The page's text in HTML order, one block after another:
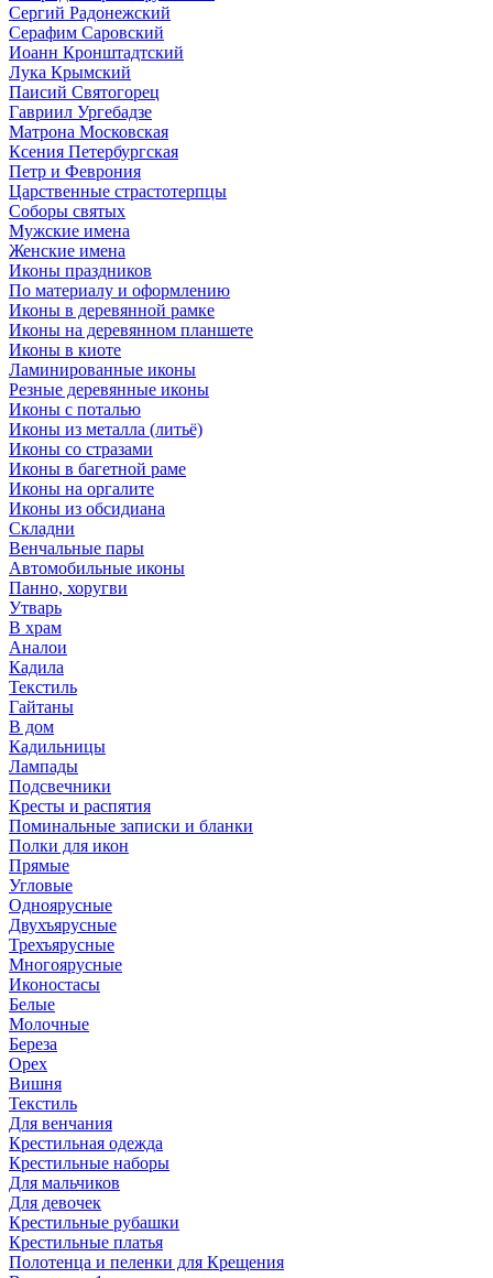
Сергий Радонежский
Серафим Саровский
Иоанн Кронштадтский
Лука Крымский
Паисий Святогорец
Гавриил Ургебадзе
Матрона Московская
Ксения Петербургская
Петр и Феврония
Царственные страстотерпцы
Соборы святых
Мужские имена
Женские имена
Иконы праздников
По материалу и оформлению
Иконы в деревянной рамке
Иконы на деревянном планшете
Иконы в киоте
Ламинированные иконы
Резные деревянные иконы
Иконы с поталью
Иконы из металла (литьё)
Иконы со стразами
Иконы в багетной раме
Иконы на оргалите
Иконы из обсидиана
Складни
Венчальные пары
Автомобильные иконы
Панно, хоругви
Утварь
В храм
Аналои
Кадила
Текстиль
Гайтаны
В дом
Кадильницы
Лампады
Подсвечники
Кресты и распятия
Поминальные записки и бланки
Полки для икон
Прямые
Угловые
Одноярусные
Двухъярусные
Трехъярусные
Многоярусные
Иконостасы
Белые
Молочные
Береза
Орех
Вишня
Текстиль
Для венчания
Крестильная одежда
Крестильные наборы
Для мальчиков
Для девочек
Крестильные рубашки
Крестильные платья
Полотенца и пеленки для Крещения